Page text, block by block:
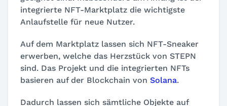
integrierte NFT-Marktplatz die wichtigste
Anlaufstelle für neue Nutzer.
Auf dem Marktplatz lassen sich NFT-Sneaker
erwerben, welche das Herzstück von STEPN
sind. Das Projekt und die integrierten NFTs
basieren auf der Blockchain von Solana.
Dadurch lassen sich sämtliche Objekte auf